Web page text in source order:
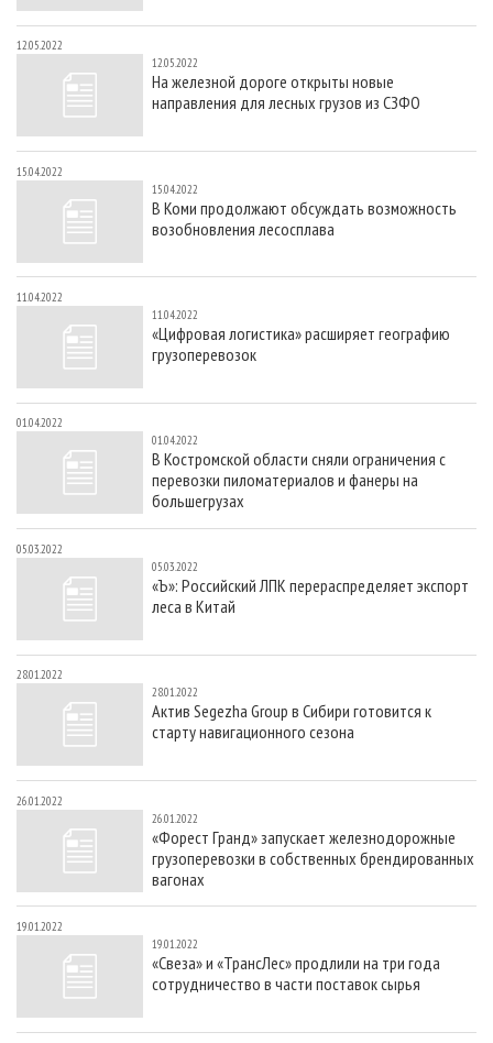
12.05.2022
12.05.2022
На железной дороге открыты новые
направления для лесных грузов из СЗФО
15.04.2022
15.04.2022
В Коми продолжают обсуждать возможность
возобновления лесосплава
11.04.2022
11.04.2022
«Цифровая логистика» расширяет географию
грузоперевозок
01.04.2022
01.04.2022
В Костромской области сняли ограничения с
перевозки пиломатериалов и фанеры на
большегрузах
05.03.2022
05.03.2022
«Ъ»: Российский ЛПК перераспределяет экспорт
леса в Китай
28.01.2022
28.01.2022
Актив Segezha Group в Сибири готовится к
старту навигационного сезона
26.01.2022
26.01.2022
«Форест Гранд» запускает железнодорожные
грузоперевозки в собственных брендированных
вагонах
19.01.2022
19.01.2022
«Свеза» и «ТрансЛес» продлили на три года
сотрудничество в части поставок сырья